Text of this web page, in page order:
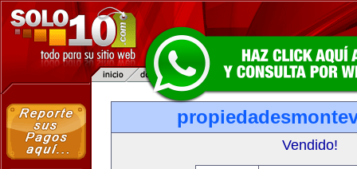
Vendido!